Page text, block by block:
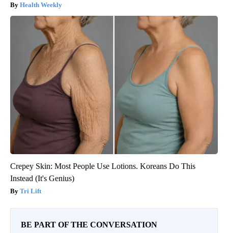
Health Weekly
Crepey Skin: Most People Use Lotions. Koreans Do This
Instead (It's Genius)
Tri Lift
BE PART OF THE CONVERSATION